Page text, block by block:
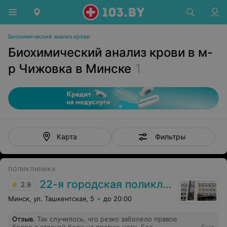
Биохимический анализ крови
Биохимический анализ крови в м-
р Чижовка в Минске 1
Карта Фильтры
ПОЛИКЛИНИКА
2.9 22-я городская поликлиника
Минск, ул. Ташкентская, 5 до 20:00
Отзыв. Так случилось, что резко заболело правое